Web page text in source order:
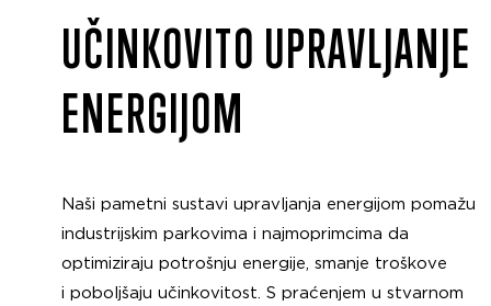
UČINKOVITO UPRAVLJANJE
ENERGIJOM
Naši pametni sustavi upravljanja energijom pomažu
industrijskim parkovima i najmoprimcima da
optimiziraju potrošnju energije, smanje troškove
i poboljšaju učinkovitost. S praćenjem u stvarnom